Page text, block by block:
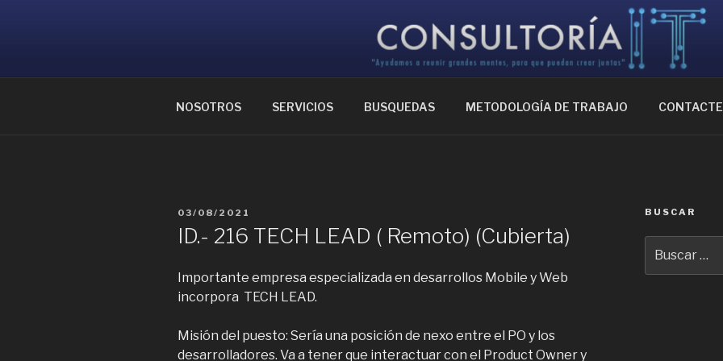
CONSULTORIA IT
Ayudamos a reunir grandes mentes, para que puedan crear juntas
NOSOTROS SERVICIOS BUSQUEDAS METODOLOGÍA DE TRABAJO
PUBLICADO
03/08/2021
ID.- 216 TECH LEAD ( Remoto) (Cubierta)
Importante empresa especializada en desarrollos Mobile y Web
incorpora TECH LEAD.
Misión del puesto: Sería una posición de nexo entre el PO y los
desarrolladores. Va a tener que interactuar con el Product Owner y
BUSCAR
por: